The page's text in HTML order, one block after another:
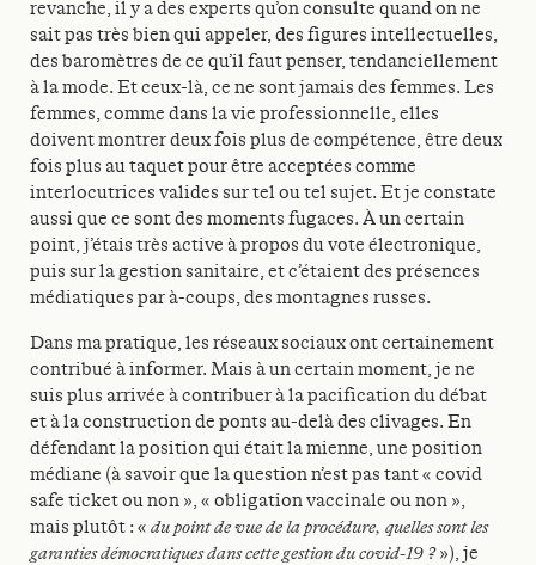
revanche, il y a des experts qu’on consulte quand on ne
sait pas très bien qui appeler, des figures intellectuelles,
des baromètres de ce qu’il faut penser, tendanciellement
à la mode. Et ceux-là, ce ne sont jamais des femmes. Les
femmes, comme dans la vie professionnelle, elles
doivent montrer deux fois plus de compétence, être deux
fois plus au taquet pour être acceptées comme
interlocutrices valides sur tel ou tel sujet. Et je constate
aussi que ce sont des moments fugaces. À un certain
point, j’étais très active à propos du vote électronique,
puis sur la gestion sanitaire, et c’étaient des présences
médiatiques par à-coups, des montagnes russes.
Dans ma pratique, les réseaux sociaux ont certainement
contribué à informer. Mais à un certain moment, je ne
suis plus arrivée à contribuer à la pacification du débat
et à la construction de ponts au-delà des clivages. En
défendant la position qui était la mienne, une position
médiane (à savoir que la question n’est pas tant « covid
safe ticket ou non », « obligation vaccinale ou non »,
mais plutôt : « du point de vue de la procédure, quelles sont les
garanties démocratiques dans cette gestion du covid-19 ?»), je